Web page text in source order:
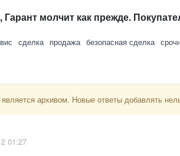
молчит как прежде.
сделка продажа безопасная сделка
архивом. Новые ответы добавлять
01:27